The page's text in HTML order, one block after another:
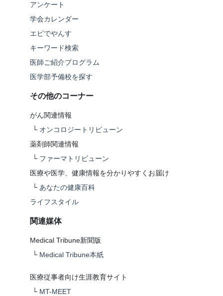
アンケート
学会カレンダー
エビでやんす
キーワード検索
医師ご紹介プログラム
医学部予備校を探す
その他のコーナー
がん関連情報
└ オンコロジートリビューン
薬剤師関連情報
└ ファーマトリビューン
医療や医学、健康情報を分かりやすくお届け
└ あなたの健康百科
ライフスタイル
関連媒体
Medical Tribune新聞版
└ Medical Tribune本紙
医療従事者向け生涯教育サイト
└ MT-MEET